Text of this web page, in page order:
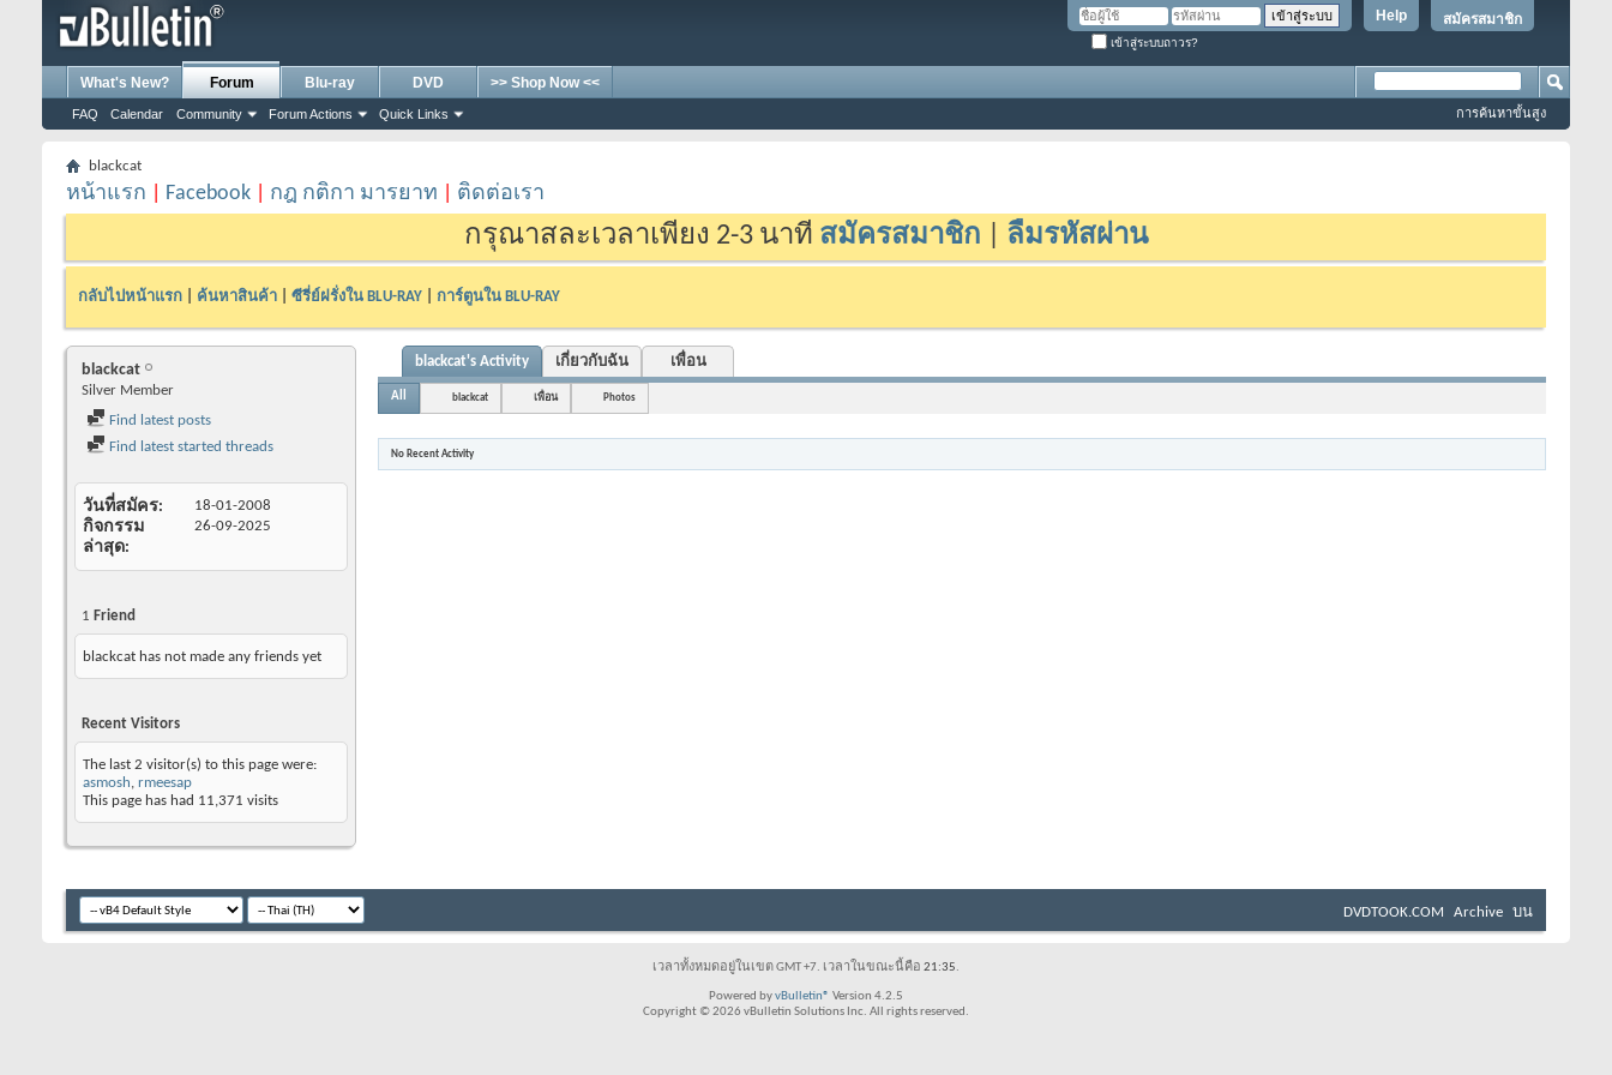
สมัครสมาชิก
Help
เข้าสู่ระบบถาวร?
What's New? Forum
FAQ Calendar Community Forum Actions Quick Links
Blu-ray DVD >> Shop Now <<
การค้นหาขั้นสูง
blackcat
หน้าแรก Facebook กฎ กติกา มารยาท ติดต่อเรา
กรุณาสละเวลาเพียง 2-3 นาที สมัครสมาชิก ลืมรหัสผ่าน
กลับไปหน้าแรก ค้นหาสินค้า ซีรี่ย์ฝรั่งใน BLU-RAY การ์ตูนใน BLU-RAY
blackcat
Silver Member
Find latest posts
Find latest started threads
วันที่สมัคร 18-01-2008
กิจกรรม
ล่าสุด
26-09-2025
1 Friend
blackcat has not made any friends yet
Recent Visitors
The last 2 visitor(s) to this page were:
asmosh, rmeesap
This page has had 11,371 visits
blackcat's Activity เกี่ยวกับฉัน เพื่อน
All blackcat เพื่อน Photos
No Recent Activity
DVDTOOK.COM Archive บน
เวลาทั้งหมดอยู่ในเขต GMT +7. เวลาในขณะนี้คือ 21:35.
Powered byvBulletin® Version 4.2.5
Copyright © 2026 vBulletin Solutions Inc. All rights reserved.